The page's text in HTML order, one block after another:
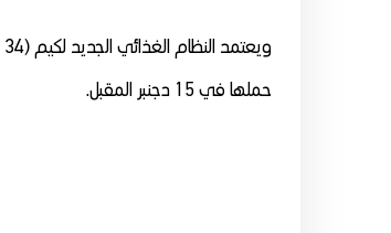
حملها في 15 دجنبر المقبل.